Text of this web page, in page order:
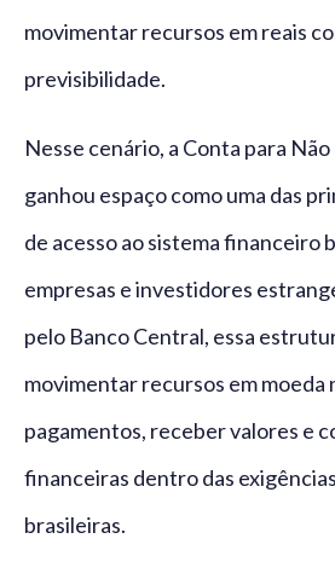
movimentar recursos em reais
previsibilidade.
Nesse cenário, a Conta para
ganhou espaço como uma das
de acesso ao sistema financeiro
empresas e investidores
pelo Banco Central, essa
movimentar recursos em moeda
pagamentos, receber valores e
financeiras dentro das
brasileiras.